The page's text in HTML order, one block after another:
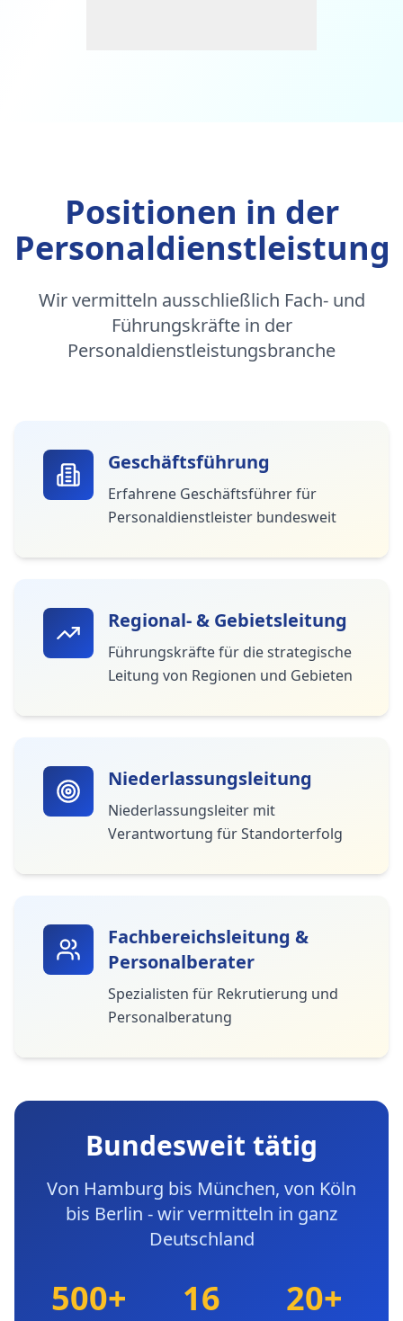
Positionen in der
Personaldienstleistung
Wir vermitteln ausschließlich Fach- und
Führungskräfte in der
Personaldienstleistungsbranche
Geschäftsführung
Erfahrene Geschäftsführer für
Personaldienstleister bundesweit
Regional- & Gebietsleitung
Führungskräfte für die strategische
Leitung von Regionen und Gebieten
Niederlassungsleitung
Niederlassungsleiter mit
Verantwortung für Standorterfolg
Fachbereichsleitung &
Personalberater
Spezialisten für Rekrutierung und
Personalberatung
Bundesweit tätig
Von Hamburg bis München, von Köln
bis Berlin - wir vermitteln in ganz
Deutschland
500+ 16 20+